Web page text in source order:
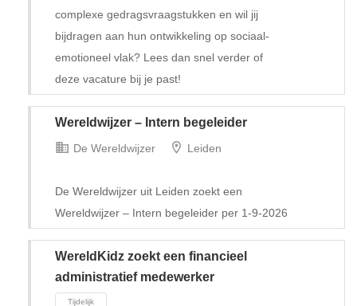
Tijdelijk met uitzicht op vast
complexe gedragsvraagstukken en wil jij
bijdragen aan hun ontwikkeling op sociaal-
emotioneel vlak? Lees dan snel verder of
deze vacature bij je past!
Wereldwijzer – Intern begeleider
De Wereldwijzer Leiden
De Wereldwijzer uit Leiden zoekt een
Wereldwijzer – Intern begeleider per 1-9-2026
WereldKidz zoekt een financieel
administratief medewerker